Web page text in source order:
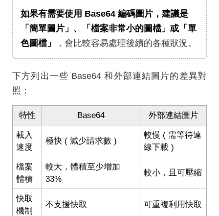
如果有需要使用 Base64 編碼圖片，建議是
「簡單圖片」、「檔案非常小的圖檔」或「單
色圖檔」
，會比較容易處理後續的各種狀況。
下方列出一些 Base64 和外部連結圖片的差異對
照：
特性 Base64 外部連結圖片
載入
速度
極快 ( 減少請求數 )
較慢 ( 需等待連
線下載 )
檔案
體積
較大，體積至少增加
33%
較小，且可壓縮
快取
機制
不支援快取 可重複利用快取